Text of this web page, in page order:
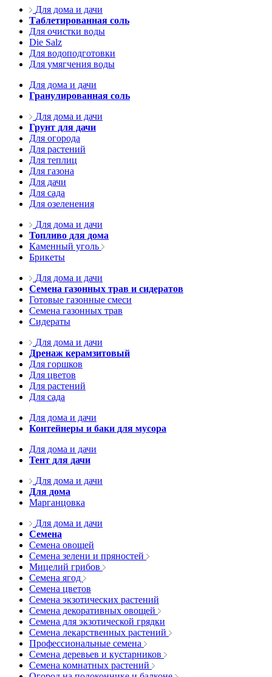
Для дома и дачи
Таблетированная соль
Для очистки воды
Die Salz
Для водоподготовки
Для умягчения воды
Для дома и дачи
Гранулированная соль
Для дома и дачи
Грунт для дачи
Для огорода
Для растений
Для теплиц
Для газона
Для дачи
Для сада
Для озеленения
Для дома и дачи
Топливо для дома
Каменный уголь
Брикеты
Для дома и дачи
Семена газонных трав и сидератов
Готовые газонные смеси
Семена газонных трав
Сидераты
Для дома и дачи
Дренаж керамзитовый
Для горшков
Для цветов
Для растений
Для сада
Для дома и дачи
Контейнеры и баки для мусора
Для дома и дачи
Тент для дачи
Для дома и дачи
Для дома
Марганцовка
Для дома и дачи
Семена
Семена овощей
Семена зелени и пряностей
Мицелий грибов
Семена ягод
Семена цветов
Семена экзотических растений
Семена декоративных овощей
Семена для экзотической грядки
Семена лекарственных растений
Профессиональные семена
Семена деревьев и кустарников
Семена комнатных растений